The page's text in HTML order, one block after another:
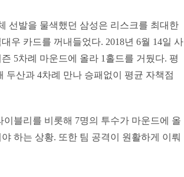
선발을 물색했던 삼성은 리스크를 최대한
우 카드를 꺼내들었다. 2018년 6월 14일 사
5차례 마운드에 올라 1홀드를 거뒀다. 평
두산과 4차례 만나 승패없이 평균 자책점
블리를 비롯해 7명의 투수가 마운드에 올
하는 상황. 또한 팀 공격이 원활하게 이뤄